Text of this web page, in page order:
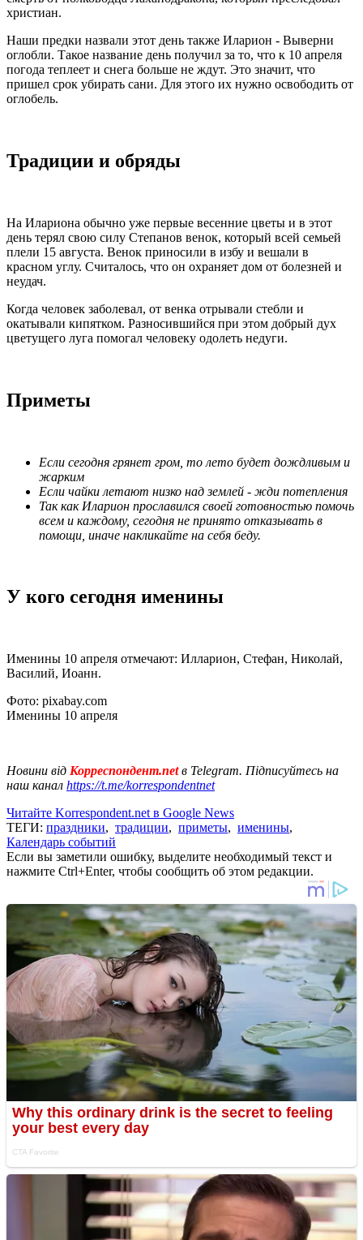
христиан.
Наши предки назвали этот день также Иларион - Выверни
оглобли. Такое название день получил за то, что к 10 апреля
погода теплеет и снега больше не ждут. Это значит, что
пришел срок убирать сани. Для этого их нужно освободить от
оглобель.
Традиции и обряды
На Илариона обычно уже первые весенние цветы и в этот
день терял свою силу Степанов венок, который всей семьей
плели 15 августа. Венок приносили в избу и вешали в
красном углу. Считалось, что он охраняет дом от болезней и
неудач.
Когда человек заболевал, от венка отрывали стебли и
окатывали кипятком. Разносившийся при этом добрый дух
цветущего луга помогал человеку одолеть недуги.
Приметы
Если сегодня грянет гром, то лето будет дождливым и
жарким
Если чайки летают низко над землей - жди потепления
Так как Иларион прославился своей готовностью помочь
всем и каждому, сегодня не принято отказывать в
помощи, иначе накликайте на себя беду.
У кого сегодня именины
Именины 10 апреля отмечают: Илларион, Стефан, Николай,
Василий, Иоанн.
Фото: pixabay.com
Именины 10 апреля
Новини від Корреспондент.netв Telegram. Підписуйтесь на
наш канал https://t.me/korrespondentnet
Читайте Korrespondent.net в Google News
ТЕГИ: праздники, традиции, приметы, именины,
Календарь событий
Если вы заметили ошибку, выделите необходимый текст и
нажмите Ctrl+Enter, чтобы сообщить об этом редакции.